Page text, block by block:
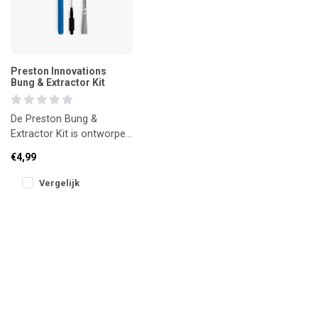
Preston Innovations
Bung & Extractor Kit
De Preston Bung &
Extractor Kit is ontworpen
elastieken zo eenvoudig
en p
€4,99
Vergelijk